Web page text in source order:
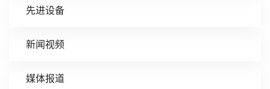
先进设备
新闻视频
媒体报道